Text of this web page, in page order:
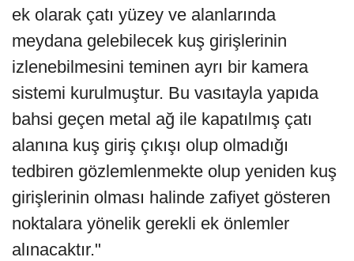
ek olarak çatı yüzey ve alanlarında
meydana gelebilecek kuş girişlerinin
izlenebilmesini teminen ayrı bir kamera
sistemi kurulmuştur. Bu vasıtayla yapıda
bahsi geçen metal ağ ile kapatılmış çatı
alanına kuş giriş çıkışı olup olmadığı
tedbiren gözlemlenmekte olup yeniden kuş
girişlerinin olması halinde zafiyet gösteren
noktalara yönelik gerekli ek önlemler
alınacaktır."